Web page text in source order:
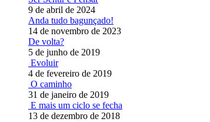
9 de abril de 2024
Anda tudo bagunçado!
14 de novembro de 2023
De volta?
5 de junho de 2019
Evoluir
4 de fevereiro de 2019
O caminho
31 de janeiro de 2019
E mais um ciclo se fecha
13 de dezembro de 2018